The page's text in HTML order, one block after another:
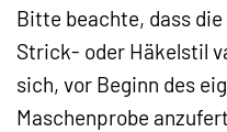
Bitte beachte, dass
Strick- oder Häkelstil
sich, vor Beginn des
Maschenprobe